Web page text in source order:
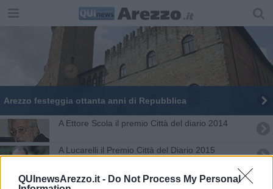
QUInewsArezzo.it - Do Not Process My Personal
Arezzo festeggia ottanta anni di Repubblica
A Ettore Scola il premio Città del diario 2014
A Lucarelli il Premio Città del Diario 2015
39° premio Pieve al via il 14 settembre